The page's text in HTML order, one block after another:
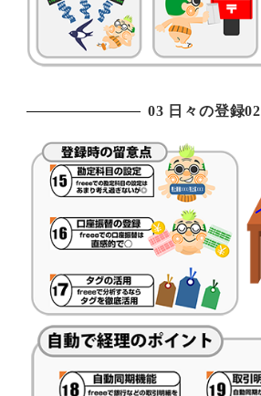
03 日々の登録02